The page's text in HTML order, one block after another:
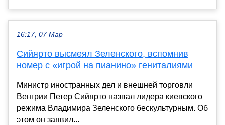
16:17, 07 Мар
Сийярто высмеял Зеленского, вспомнив
номер с «игрой на пианино» гениталиями
Министр иностранных дел и внешней торговли
Венгрии Петер Сийярто назвал лидера киевского
режима Владимира Зеленского бескультурным. Об
этом он заявил...